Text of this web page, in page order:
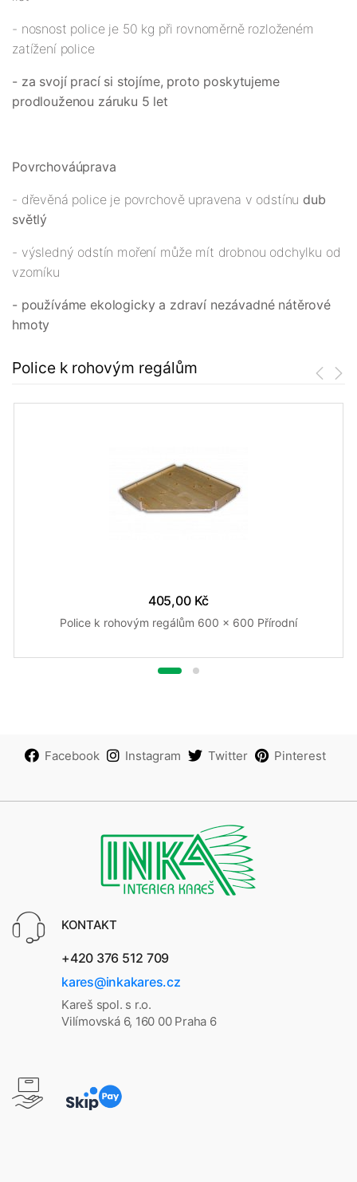
- nosnost police je 50 kg při rovnoměrně rozloženém
zatížení police
- za svojí prací si stojíme, proto poskytujeme
prodlouženou záruku 5 let
Povrchováúprava
- dřevěná police je povrchově upravena v odstínu dub
světlý
- výsledný odstín moření může mít drobnou odchylku od
vzorníku
- používáme ekologicky a zdraví nezávadné nátěrové
hmoty
Police k rohovým regálům
405,00 Kč
Police k rohovým regálům 600 x 600 Přírodní
Facebook Instagram Twitter Pinterest
KONTAKT
+420 376 512 709
kares@inkakares.cz
Kareš spol. s r.o.
Vilímovská 6, 160 00 Praha 6